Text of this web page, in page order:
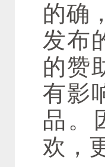
的确
发布
的赞
有影
品。
欢，